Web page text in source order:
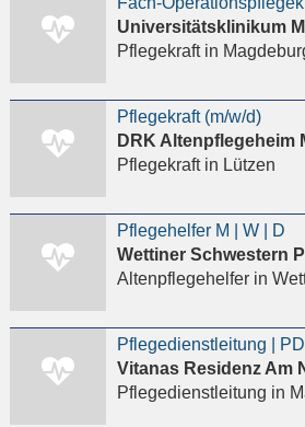
Universitätsklinikum
Pflegekraftin
Pflegekraft (m/w/d)
DRK Altenpflegeheim
Pflegekraftin Lützen
Pflegehelfer M | W | D
Wettiner Schwestern
Altenpflegehelferin
Vitanas Residenz Am
Pflegedienstleitung in